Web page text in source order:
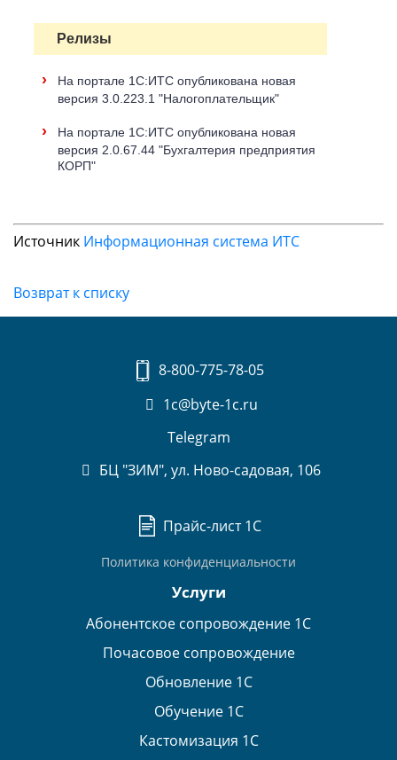
Релизы
›
На портале 1С:ИТС опубликована новая
версия 3.0.223.1 "Налогоплательщик"
›
На портале 1С:ИТС опубликована новая
версия 2.0.67.44 "Бухгалтерия предприятия
КОРП"
Источник Информационная система ИТС
Возврат к списку
8-800-775-78-05
1c@byte-1c.ru
Telegram
БЦ "ЗИМ", ул. Ново-садовая, 106
Прайс-лист 1С
Политика конфиденциальности
Услуги
Абонентское сопровождение 1С
Почасовое сопровождение
Обновление 1С
Обучение 1С
Кастомизация 1С